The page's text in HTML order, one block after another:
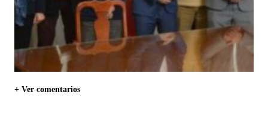
+ Ver comentarios